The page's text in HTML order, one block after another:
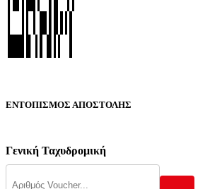
ΕΝΤΟΠΙΣΜΟΣ ΑΠΟΣΤΟΛΗΣ
Γενική Ταχυδρομική